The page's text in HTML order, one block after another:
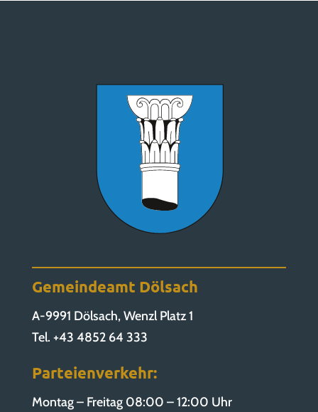
Gemeindeamt Dölsach
A-9991 Dölsach, Wenzl Platz 1
Tel. +43 4852 64 333
Parteienverkehr:
Montag – Freitag 08:00 – 12:00 Uhr